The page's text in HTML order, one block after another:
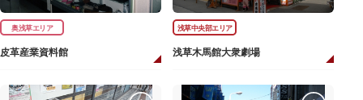
奥浅草エリア
皮革産業資料館
浅草中央部エリア
浅草木馬館大衆劇場